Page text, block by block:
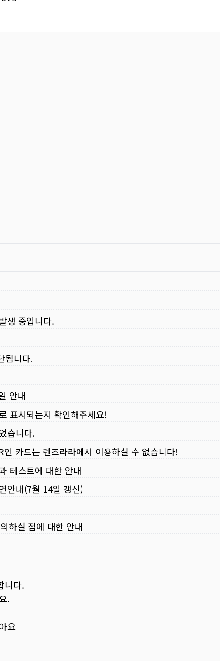
생 중입니다.
됩니다.
안내
표시되는지 확인해주세요!
습니다.
카드는 렌즈라라에서 이용하실 수 없습니다!
테스트에 대한 안내
안내(7월 14일 갱신)
하실 점에 대한 안내
니다.
.
요